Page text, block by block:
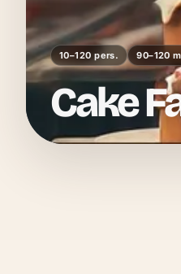
10–120 pers. 90–120
Cake